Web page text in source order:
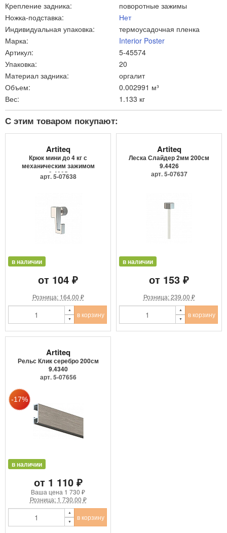
Крепление задника:
поворотные зажимы
Ножка-подставка:
Нет
Индивидуальная упаковка:
термоусадочная пленка
Марка:
Interior Poster
Артикул:
5-45574
Упаковка:
20
Материал задника:
оргалит
Объем:
0.002991 м³
Вес:
1.133 кг
С этим товаром покупают:
Artiteq
Крюк мини до 4 кг с
механическим зажимом
9.4205
арт. 5-07638
в наличии
от 104 ₽
Розница: 164.00 ₽
в корзину
Artiteq
Леска Слайдер 2мм 200см
9.4426
арт. 5-07637
в наличии
от 153 ₽
Розница: 239.00 ₽
в корзину
Artiteq
Рельс Клик серебро 200см
9.4340
арт. 5-07656
в наличии
от 1 110 ₽
Ваша цена 1 730 ₽
Розница: 1 730.00 ₽
в корзину